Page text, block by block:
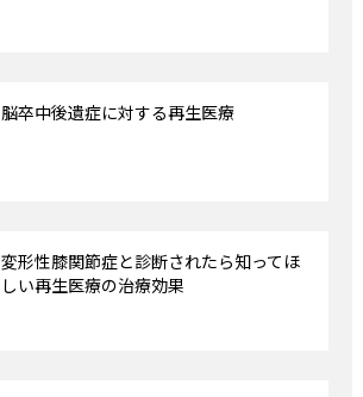
脳卒中後遺症に対する再生医療
変形性膝関節症と診断されたら知ってほ
しい再生医療の治療効果